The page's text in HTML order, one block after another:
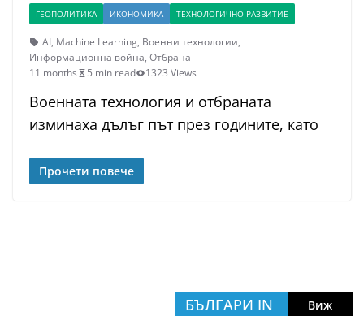
ГЕОПОЛИТИКА ИКОНОМИКА ТЕХНОЛОГИЧНО РАЗВИТИЕ
AI, Machine Learning, Военни технологии,
Информационна война, Отбрана
11 months
5 min read 1323 Views
Военната технология и отбраната
изминаха дълъг път през годините, като
Прочети повече
БЪЛГАРИ IN
Виж